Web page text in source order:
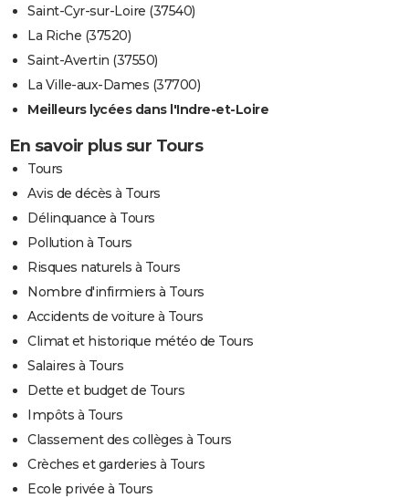
Saint-Cyr-sur-Loire (37540)
La Riche (37520)
Saint-Avertin (37550)
La Ville-aux-Dames (37700)
Meilleurs lycées dans l'Indre-et-Loire
En savoir plus sur Tours
Tours
Avis de décès à Tours
Délinquance à Tours
Pollution à Tours
Risques naturels à Tours
Nombre d'infirmiers à Tours
Accidents de voiture à Tours
Climat et historique météo de Tours
Salaires à Tours
Dette et budget de Tours
Impôts à Tours
Classement des collèges à Tours
Crèches et garderies à Tours
Ecole privée à Tours